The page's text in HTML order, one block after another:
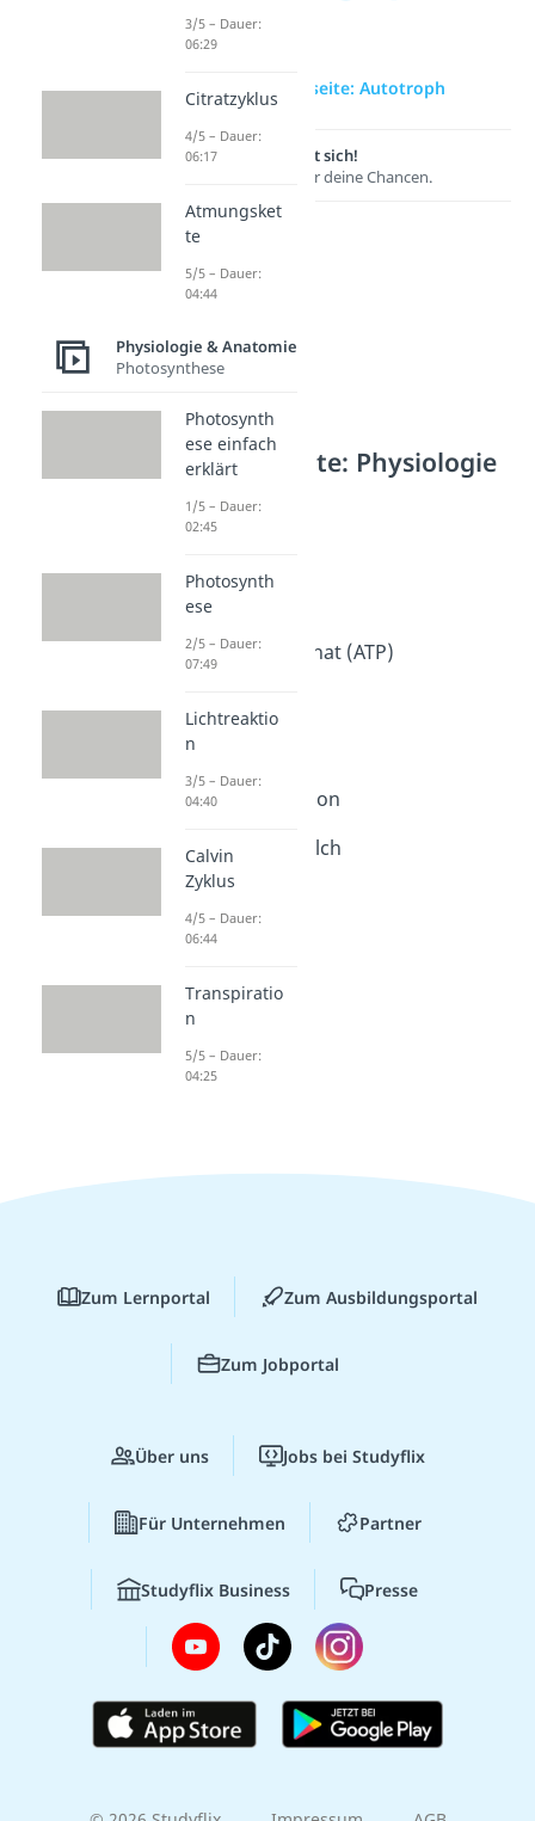
zur Videoseite: Autotroph
Lernen lohnt sich!
Entdecke hier deine Chancen.
Weitere Inhalte: Physiologie
& Anatomie
Stoffwechsel
Dauer: 02:59
Heterotroph
Adenosintriphosphat (ATP)
Dauer: 04:25
Homöostase
Dauer: 02:15
Blutzuckerregulation
Antibiotika und Milch
Dauer: 03:15
3/5 – Dauer:
06:29
Citratzyklus
4/5 – Dauer:
06:17
Atmungsket
te
5/5 – Dauer:
04:44
Physiologie & Anatomie
Photosynthese
Photosynth
ese einfach
erklärt
1/5 – Dauer:
02:45
Photosynth
ese
2/5 – Dauer:
07:49
Lichtreaktio
n
3/5 – Dauer:
04:40
Calvin
Zyklus
4/5 – Dauer:
06:44
Transpiratio
n
5/5 – Dauer:
04:25
Zum Lernportal Zum Ausbildungsportal
Zum Jobportal
Über uns Jobs bei Studyflix
Für Unternehmen Partner
Studyflix Business Presse